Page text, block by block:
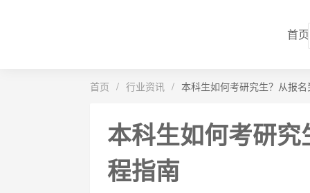
首页
首页 / 行业资讯 / 本科生如何考研究生？从报
本科生如何考研
程指南